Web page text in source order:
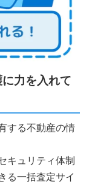
力を入れて
する不動産の情
キュリティ体制
る一括査定サイ